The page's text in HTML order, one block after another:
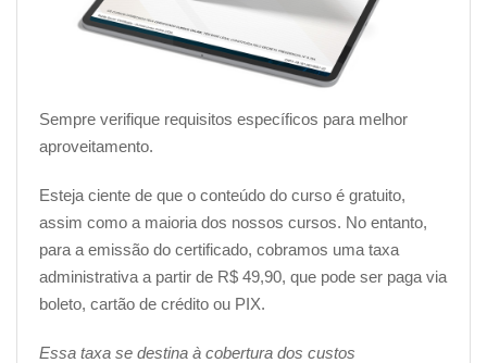
Sempre verifique requisitos específicos para melhor
aproveitamento.
Esteja ciente de que o conteúdo do curso é gratuito,
assim como a maioria dos nossos cursos. No entanto,
para a emissão do certificado, cobramos uma taxa
administrativa a partir de R$ 49,90, que pode ser paga via
boleto, cartão de crédito ou PIX.
Essa taxa se destina à cobertura dos custos